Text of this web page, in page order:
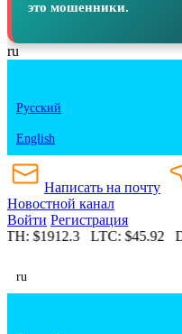
это мошенники.
ru
Русский
English
Написать на почту
Новостной канал
Войти Регистрация
$1912.3 LTC:$45.92
ru